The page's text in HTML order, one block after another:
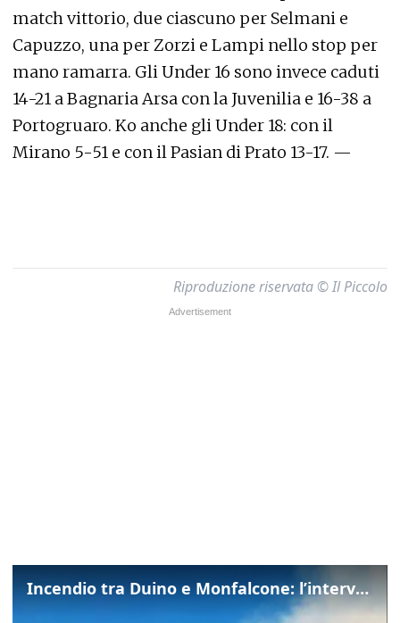
match vittorio, due ciascuno per Selmani e
Capuzzo, una per Zorzi e Lampi nello stop per
mano ramarra. Gli Under 16 sono invece caduti
14-21 a Bagnaria Arsa con la Juvenilia e 16-38 a
Portogruaro. Ko anche gli Under 18: con il
Mirano 5-51 e con il Pasian di Prato 13-17. —
Riproduzione riservata © Il Piccolo
Incendio tra Duino e Monfalcone: l’intervento dei vigili del fuoco